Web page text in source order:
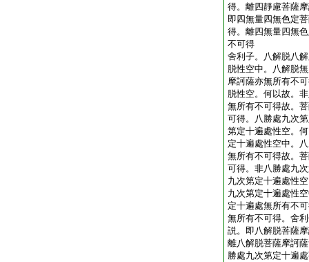
得。離四靜慮菩薩
即四無量四無色定
得。離四無量四無
不可得
舍利子。八解脱八
脱性空中。八解脱
摩訶薩亦無所有不
脱性空。何以故。
無所有不可得故。
可得。八勝處九次
第定十遍處性空。
定十遍處性空中。
無所有不可得故。
可得。非八勝處九
九次第定十遍處性
九次第定十遍處性
定十遍處無所有不
無所有不可得。舍
説。即八解脱菩薩
離八解脱菩薩摩訶
勝處九次第定十遍